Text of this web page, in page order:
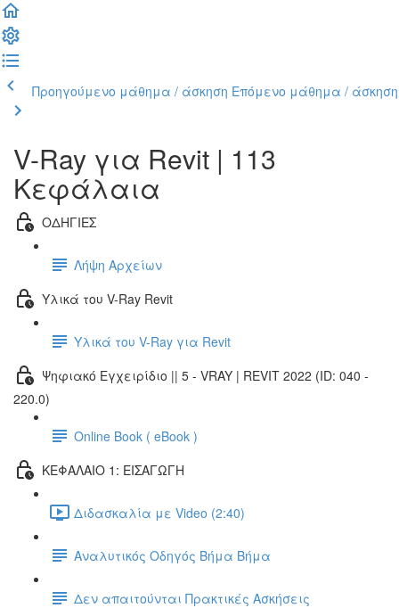
Προηγούμενο μάθημα / άσκηση Επόμενο μάθημα / άσκηση
V-Ray για Revit | 113
Κεφάλαια
ΟΔΗΓΙΕΣ
Λήψη Αρχείων
Υλικά του V-Ray Revit
Υλικά του V-Ray για Revit
Ψηφιακό Εγχειρίδιο || 5 - VRAY | REVIT 2022 (ID: 040 -
220.0)
Online Book ( eBook )
ΚΕΦΑΛΑΙΟ 1: ΕΙΣΑΓΩΓΗ
Διδασκαλία με Video (2:40)
Αναλυτικός Οδηγός Βήμα Βήμα
Δεν απαιτούνται Πρακτικές Ασκήσεις